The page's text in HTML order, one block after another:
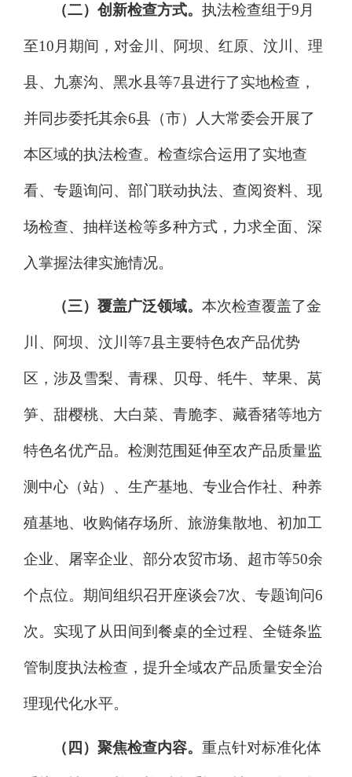
（二）创新检查方式。执法检查组于9 月
至10 月期间，对金川、阿坝、红原、汶川、理
县、九寨沟、黑水县等7县进行了实地检查，
并同步委托其余6县（市）人大常委会开展了
本区域的执法检查。检查综合运用了实地查
看、专题询问、部门联动执法、 查阅资料、现
场检查、抽样送检等多种方式 ， 力求全面、深
入掌握法律实施情况。
（三）覆盖广泛领域。本次检查覆盖了金
川、阿坝、汶川等7县主要特色农产品优势
区，涉及 雪梨、 青稞、贝母、 牦牛、 苹果、莴
笋、 甜樱桃、 大白菜、青脆李、 藏香猪等地方
特色名优产品。检测范围延伸至农产品质量监
测中心（站）、 生产基地、专业合作社、种养
殖基地、收购储存场所、 旅游集散地、 初加工
企业、 屠宰企业、 部分农贸市场、超市等50余
个点位。期间组织召开座谈会7次、专题询问6
次。实现了从田间到餐桌的全过程、全链条监
管制度执法检查，提升全域农产品质量安全治
理现代化水平。
（四）聚焦检查内容。重点针对标准化体